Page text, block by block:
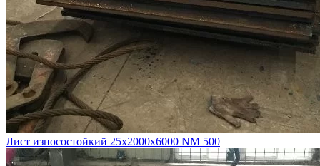
Лист износостойкий 25х2000х6000 NM 500